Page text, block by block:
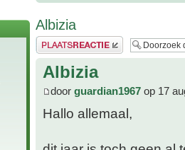
Albizia
Plaats een reactie
Albizia
door guardian1967 op 17
Hallo allemaal,